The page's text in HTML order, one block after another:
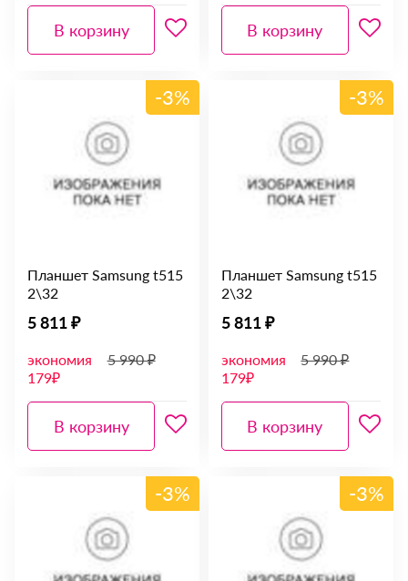
В корзину В корзину
-3%
Планшет Samsung t515
2\32
5 811 ₽
экономия
179₽
5 990 ₽
В корзину
-3%
Планшет Samsung t515
2\32
5 811 ₽
экономия
179₽
5 990 ₽
В корзину
-3% -3%